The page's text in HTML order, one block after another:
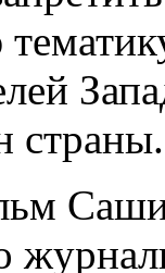
страны.
Саши